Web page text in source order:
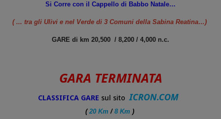
Si Corre con il Cappello di Babbo Natale…
( ... tra gli Ulivi e nel Verde di 3 Comuni della Sabina Reatina…)
GARE di km 20,500 / 8,200 / 4,000 n.c.
GARA TERMINATA
CLASSIFICA GARE sul sito ICRON.COM
( 20 Km / 8 Km )